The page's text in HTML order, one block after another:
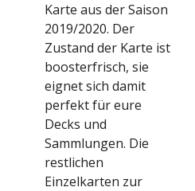
Karte aus der Saison
2019/2020. Der
Zustand der Karte ist
boosterfrisch, sie
eignet sich damit
perfekt für eure
Decks und
Sammlungen. Die
restlichen
Einzelkarten zur